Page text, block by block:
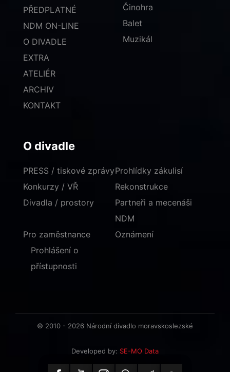
PŘEDPLATNÉ
NDM ON-LINE
O DIVADLE
EXTRA
ATELIÉR
ARCHIV
KONTAKT
Činohra
Balet
Muzikál
O divadle
PRESS / tiskové zprávy
Konkurzy / VŘ
Divadla / prostory
Prohlídky zákulisí
Rekonstrukce
Partneři a mecenáši
NDM
Pro zaměstnance
Oznámení
Prohlášení o
přístupnosti
© 2010 - 2026 Národní divadlo moravskoslezské
Developed by: SE-MO Data